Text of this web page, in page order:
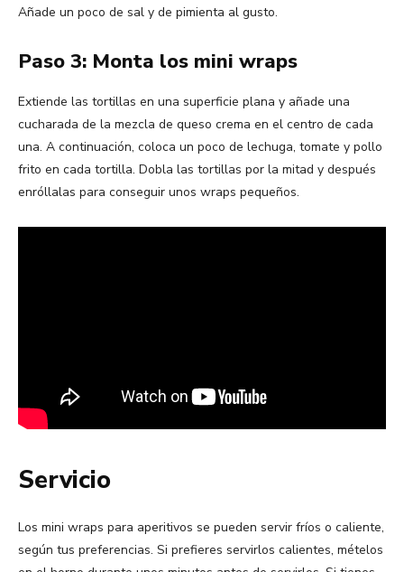
Añade un poco de sal y de pimienta al gusto.
Paso 3: Monta los mini wraps
Extiende las tortillas en una superficie plana y añade una
cucharada de la mezcla de queso crema en el centro de cada
una. A continuación, coloca un poco de lechuga, tomate y pollo
frito en cada tortilla. Dobla las tortillas por la mitad y después
enróllalas para conseguir unos wraps pequeños.
Servicio
Los mini wraps para aperitivos se pueden servir fríos o caliente,
según tus preferencias. Si prefieres servirlos calientes, mételos